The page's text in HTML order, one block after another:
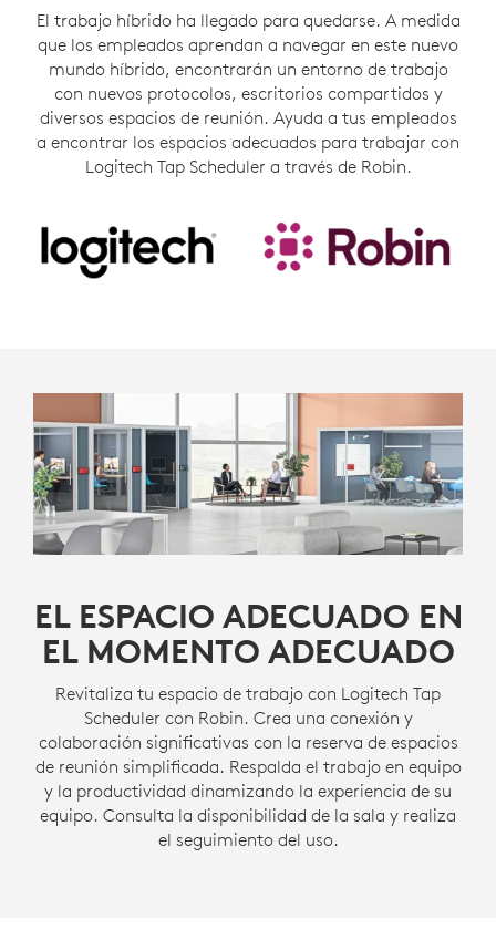
El trabajo híbrido ha llegado para quedarse. A medida
que los empleados aprendan a navegar en este nuevo
mundo híbrido, encontrarán un entorno de trabajo
con nuevos protocolos, escritorios compartidos y
diversos espacios de reunión. Ayuda a tus empleados
a encontrar los espacios adecuados para trabajar con
Logitech Tap Scheduler a través de Robin.
EL ESPACIO ADECUADO EN
EL MOMENTO ADECUADO
Revitaliza tu espacio de trabajo con Logitech Tap
Scheduler con Robin. Crea una conexión y
colaboración significativas con la reserva de espacios
de reunión simplificada. Respalda el trabajo en equipo
y la productividad dinamizando la experiencia de su
equipo. Consulta la disponibilidad de la sala y realiza
el seguimiento del uso.